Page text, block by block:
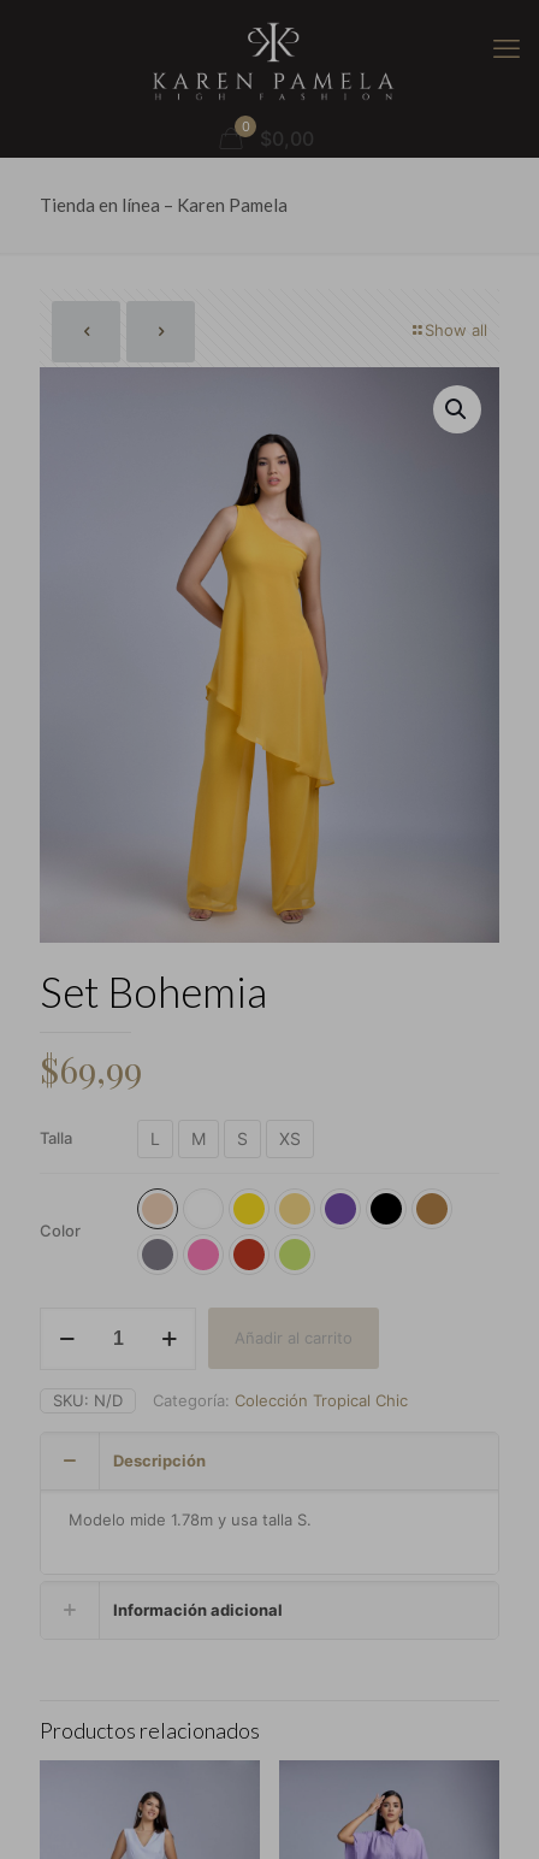
0 $0,00
Tienda en línea – Karen Pamela
Show all
Set Bohemia
$69,99
Talla L M S XS
Color
Bohemia
Añadir al carrito
SKU: N/D Categoría: Colección Tropical Chic
Descripción
Modelo mide 1.78m y usa talla S.
Información adicional
Productos relacionados